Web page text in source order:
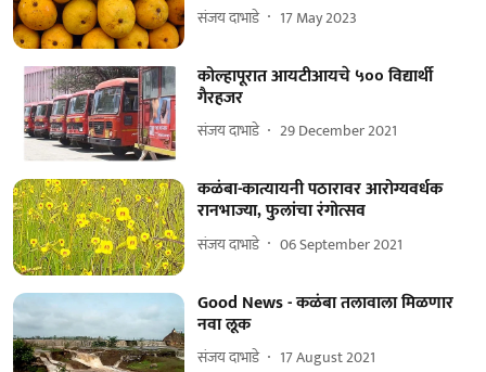
संजय दाभाडे 17 May 2023
कोल्हापूरात आयटीआयचे ५०० विद्यार्थी
गैरहजर
संजय दाभाडे 29 December 2021
कळंबा-कात्यायनी पठारावर आरोग्यवर्धक
रानभाज्या, फुलांचा रंगोत्सव
संजय दाभाडे 06 September 2021
Good News - कळंबा तलावाला मिळणार
नवा लूक
संजय दाभाडे 17 August 2021